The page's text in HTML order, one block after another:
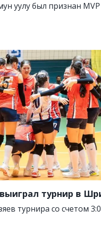
уулу был признан
турнир в
турнира со счетом